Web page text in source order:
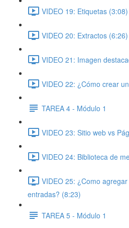
VIDEO 19: Etiquetas (3:08)
VIDEO 20: Extractos (6:26)
VIDEO 21: Imagen
VIDEO 22: ¿Cómo crear
TAREA 4 - Módulo 1
VIDEO 23: Sitio web vs
VIDEO 24: Biblioteca de
VIDEO 25: ¿Como
entradas? (8:23)
TAREA 5 - Módulo 1